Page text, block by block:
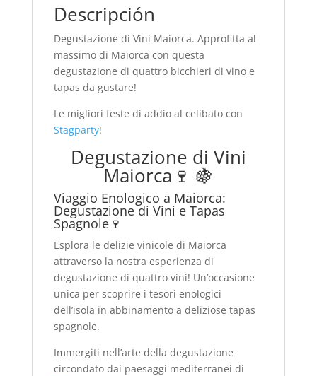
Descripción
Degustazione di Vini Maiorca. Approfitta al
massimo di Maiorca con questa
degustazione di quattro bicchieri di vino e
tapas da gustare!
Le migliori feste di addio al celibato con
Stagparty!
Degustazione di Vini
Maiorca🍷 🍇
Viaggio Enologico a Maiorca:
Degustazione di Vini e Tapas
Spagnole🍷
Esplora le delizie vinicole di Maiorca
attraverso la nostra esperienza di
degustazione di quattro vini! Un’occasione
unica per scoprire i tesori enologici
dell’isola in abbinamento a deliziose tapas
spagnole.
Immergiti nell’arte della degustazione
circondato dai paesaggi mediterranei di